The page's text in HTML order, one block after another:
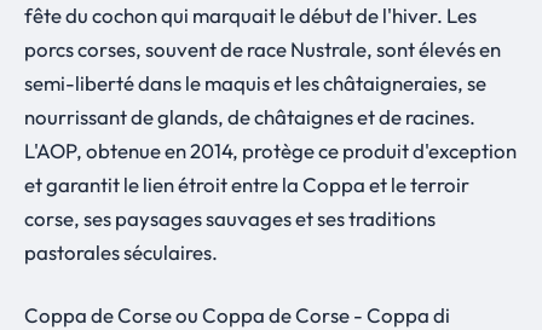
fête du cochon qui marquait le début de l'hiver. Les
porcs corses, souvent de race Nustrale, sont élevés en
semi-liberté dans le maquis et les châtaigneraies, se
nourrissant de glands, de châtaignes et de racines.
L'AOP, obtenue en 2014, protège ce produit d'exception
et garantit le lien étroit entre la Coppa et le terroir
corse, ses paysages sauvages et ses traditions
pastorales séculaires.
Coppa de Corse ou Coppa de Corse - Coppa di